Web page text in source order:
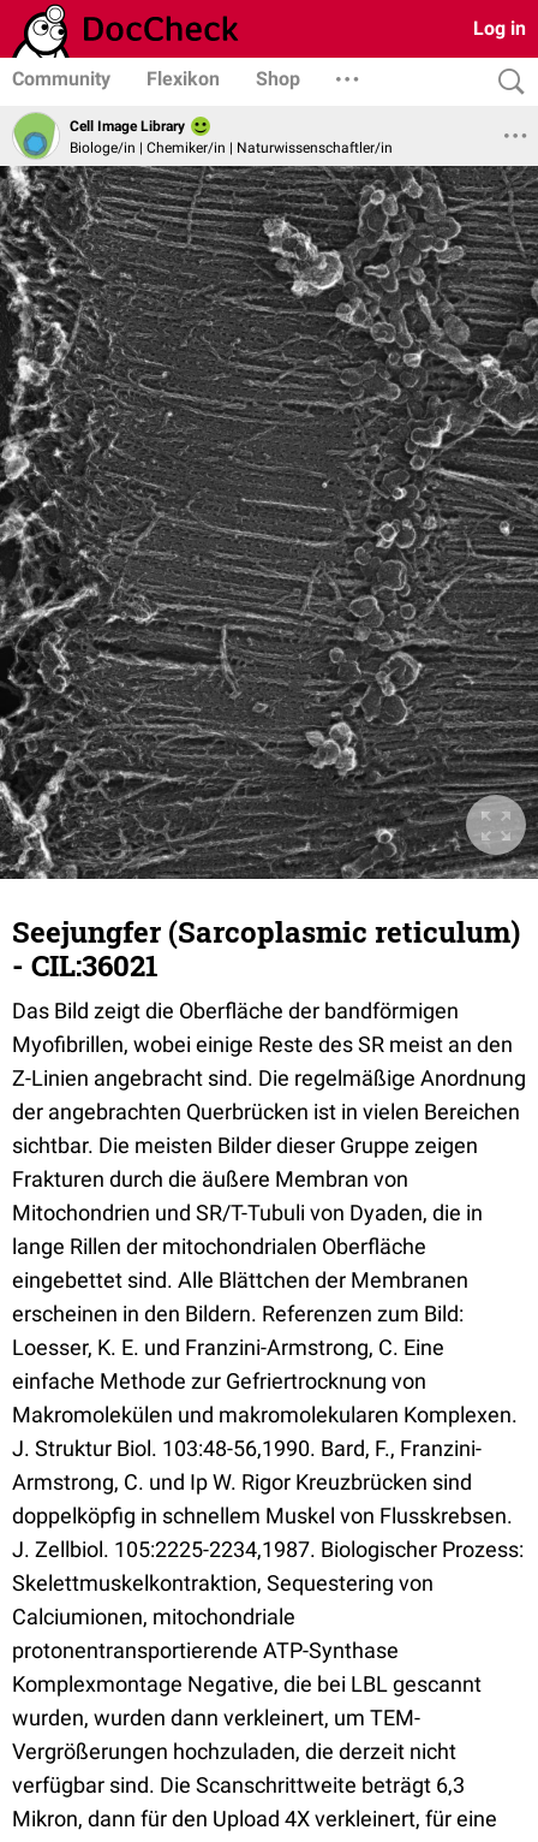
Log in
Community Flexikon Shop
Cell Image Library
Biologe/in | Chemiker/in | Naturwissenschaftler/in
Seejungfer (Sarcoplasmic reticulum)
- CIL:36021
Das Bild zeigt die Oberfläche der bandförmigen
Myofibrillen, wobei einige Reste des SR meist an den
Z-Linien angebracht sind. Die regelmäßige Anordnung
der angebrachten Querbrücken ist in vielen Bereichen
sichtbar. Die meisten Bilder dieser Gruppe zeigen
Frakturen durch die äußere Membran von
Mitochondrien und SR/T-Tubuli von Dyaden, die in
lange Rillen der mitochondrialen Oberfläche
eingebettet sind. Alle Blättchen der Membranen
erscheinen in den Bildern. Referenzen zum Bild:
Loesser, K. E. und Franzini-Armstrong, C. Eine
einfache Methode zur Gefriertrocknung von
Makromolekülen und makromolekularen Komplexen.
J. Struktur Biol. 103:48-56,1990. Bard, F., Franzini-
Armstrong, C. und Ip W. Rigor Kreuzbrücken sind
doppelköpfig in schnellem Muskel von Flusskrebsen.
J. Zellbiol. 105:2225-2234,1987. Biologischer Prozess:
Skelettmuskelkontraktion, Sequestering von
Calciumionen, mitochondriale
protonentransportierende ATP-Synthase
Komplexmontage Negative, die bei LBL gescannt
wurden, wurden dann verkleinert, um TEM-
Vergrößerungen hochzuladen, die derzeit nicht
verfügbar sind. Die Scanschrittweite beträgt 6,3
Mikron, dann für den Upload 4X verkleinert, für eine